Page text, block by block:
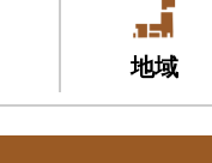
地域